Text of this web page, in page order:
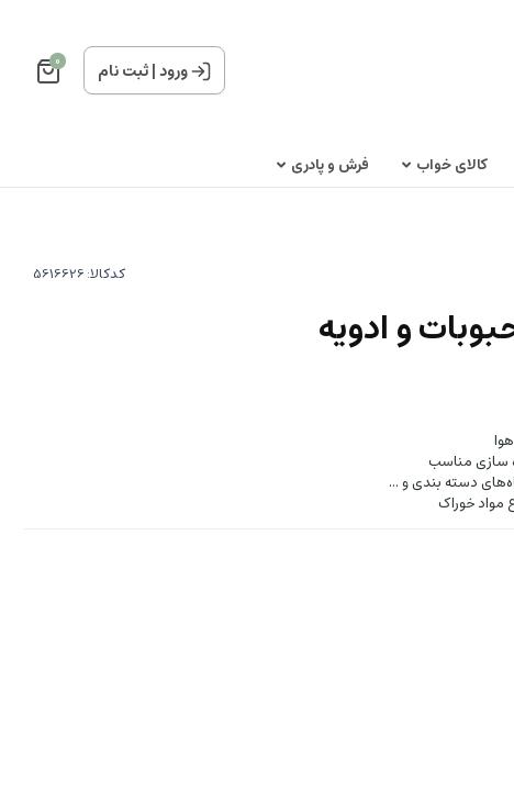
ورود|ثبت نام 0
کالای خواب
فرش و پادری
کدکالا:
و ادویه
سازی مناسب
دسته بندی و ...
مواد خوراک